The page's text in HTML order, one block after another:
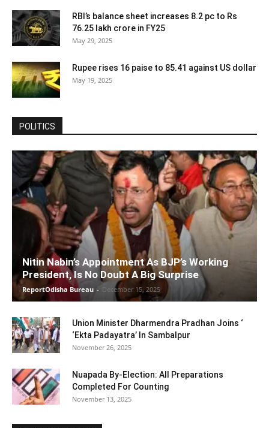
RBI’s balance sheet increases 8.2 pc to Rs
76.25 lakh crore in FY25
May 29, 2025
Rupee rises 16 paise to 85.41 against US dollar
May 19, 2025
POLITICS
Nitin Nabin’s Appointment As BJP’s Working
President, Is No Doubt A Big Surprise
ReportOdisha Bureau - December 15, 2025
Union Minister Dharmendra Pradhan Joins ‘
‘Ekta Padayatra’ In Sambalpur
November 26, 2025
Nuapada By-Election: All Preparations
Completed For Counting
November 13, 2025